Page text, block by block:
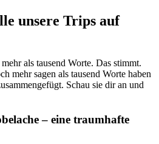
unsere Trips auf
als tausend Worte. Das stimmt.
mehr sagen als tausend Worte haben
Schau sie dir an und
– eine traumhafte